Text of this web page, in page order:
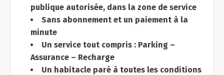
publique autorisée, dans la zone de service
Sans abonnement et un paiement à la
minute
Un service tout compris : Parking –
Assurance – Recharge
Un habitacle paré à toutes les conditions